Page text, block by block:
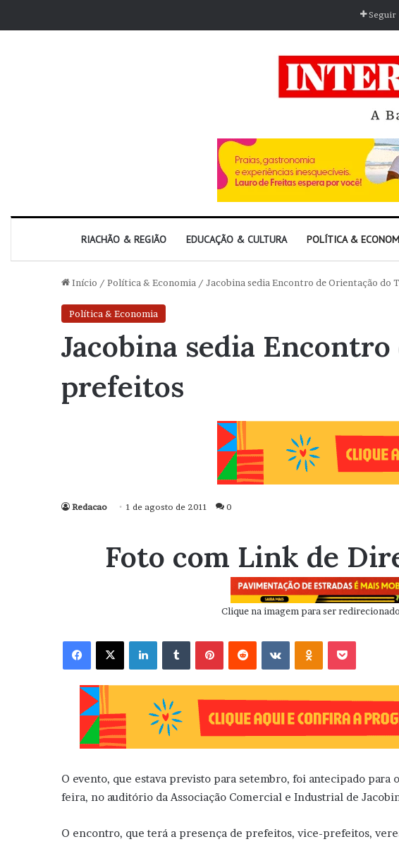
Seguir
RIACHÃO & REGIÃO EDUCAÇÃO & CULTURA POLÍTICA &
Início / Política & Economia / Jacobina sedia Encontro de Orientação do
Política & Economia
Jacobina sedia
prefeitos
Redacao 1 de agosto de 2011 0
Foto com Link de
Clique na imagem para ser
Facebook X Linkedin VK OK
O evento, que estava previsto para setembro, foi antecipado para
feira, no auditório da Associação Comercial e Industrial de
O encontro, que terá a presença de prefeitos, vice-prefeitos,